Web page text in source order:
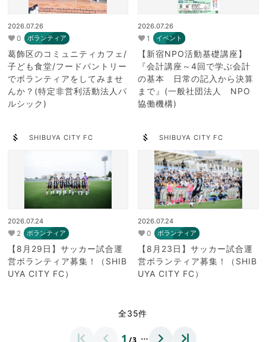
2026.07.26
0 ボランティア
葛飾区のコミュニティカフェ/
子ども食堂/フードパントリー
でボランティアをしてみませ
んか？(特定非営利活動法人パ
ルシック)
2026.07.26
1 イベント
【新宿NPO活動基礎講座】
『会計講座～4回で学ぶ会計
の基本 日常の記入から決算
まで』(一般社団法人 NPO
協働機構)
SHIBUYA CITY FC
2026.07.24
2 ボランティア
【8月29日】サッカー試合運
営ボランティア募集！（SHIB
UYA CITY FC）
SHIBUYA CITY FC
2026.07.24
0 ボランティア
【8月23日】サッカー試合運
営ボランティア募集！（SHIB
UYA CITY FC）
全35件
1 /3 …